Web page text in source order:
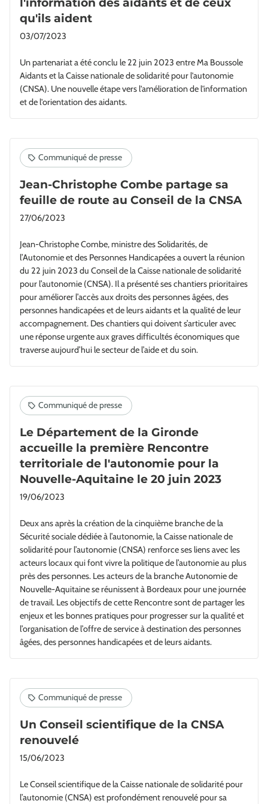
qu'ils aident
03/07/2023
Un partenariat a été conclu le 22 juin 2023 entre Ma Boussole
Aidants et la Caisse nationale de solidarité pour l'autonomie
(CNSA). Une nouvelle étape vers l'amélioration de l'information
et de l'orientation des aidants.
Jean-Christophe Combe partage sa
feuille de route au Conseil de la CNSA
27/06/2023
Jean-Christophe Combe, ministre des Solidarités, de
l’Autonomie et des Personnes Handicapées a ouvert la réunion
du 22 juin 2023 du Conseil de la Caisse nationale de solidarité
pour l’autonomie (CNSA). Il a présenté ses chantiers prioritaires
pour améliorer l’accès aux droits des personnes âgées, des
personnes handicapées et de leurs aidants et la qualité de leur
accompagnement. Des chantiers qui doivent s’articuler avec
une réponse urgente aux graves difficultés économiques que
traverse aujourd’hui le secteur de l’aide et du soin.
Le Département de la Gironde
accueille la première Rencontre
territoriale de l'autonomie pour la
Nouvelle-Aquitaine le 20 juin 2023
19/06/2023
Deux ans après la création de la cinquième branche de la
Sécurité sociale dédiée à l’autonomie, la Caisse nationale de
solidarité pour l’autonomie (CNSA) renforce ses liens avec les
acteurs locaux qui font vivre la politique de l’autonomie au plus
près des personnes. Les acteurs de la branche Autonomie de
Nouvelle-Aquitaine se réunissent à Bordeaux pour une journée
de travail. Les objectifs de cette Rencontre sont de partager les
enjeux et les bonnes pratiques pour progresser sur la qualité et
l’organisation de l’offre de service à destination des personnes
âgées, des personnes handicapées et de leurs aidants.
Un Conseil scientifique de la CNSA
renouvelé
15/06/2023
Le Conseil scientifique de la Caisse nationale de solidarité pour
l’autonomie (CNSA) est profondément renouvelé pour sa